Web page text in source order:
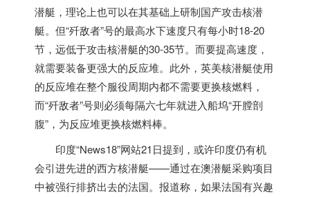
潜艇，理论上也可以在其基础上研制国产攻击核潜
艇。但“歼敌者”号的最高水下速度只有每小时18-20
节，远低于攻击核潜艇的30-35节。而要提高速度，
就需要装备更强大的反应堆。此外，英美核潜艇使用
的反应堆在整个服役周期内都不需要更换核燃料，
而“歼敌者”号则必须每隔六七年就进入船坞“开膛剖
腹”，为反应堆更换核燃料棒。
印度“News18”网站21日提到，或许印度仍有机
会引进先进的西方核潜艇——通过在澳潜艇采购项目
中被强行排挤出去的法国。报道称，如果法国有兴趣